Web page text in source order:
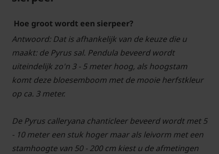
Hoe groot wordt een sierpeer?
Antwoord: Dat is afhankelijk van de keuze die u
maakt: de Pyrus sal. Pendula beveerd wordt
uiteindelijk zo'n 3 - 5 meter hoog, als hoogstam
komt deze bloesemboom met de mooie herfstkleur
op ca. 3 meter.
De Pyrus calleryana chanticleer beveerd wordt met 5
- 10 meter een stuk hoger maar als leivorm met een
stamhoogte van 50 - 200 cm kiest u de afmetingen